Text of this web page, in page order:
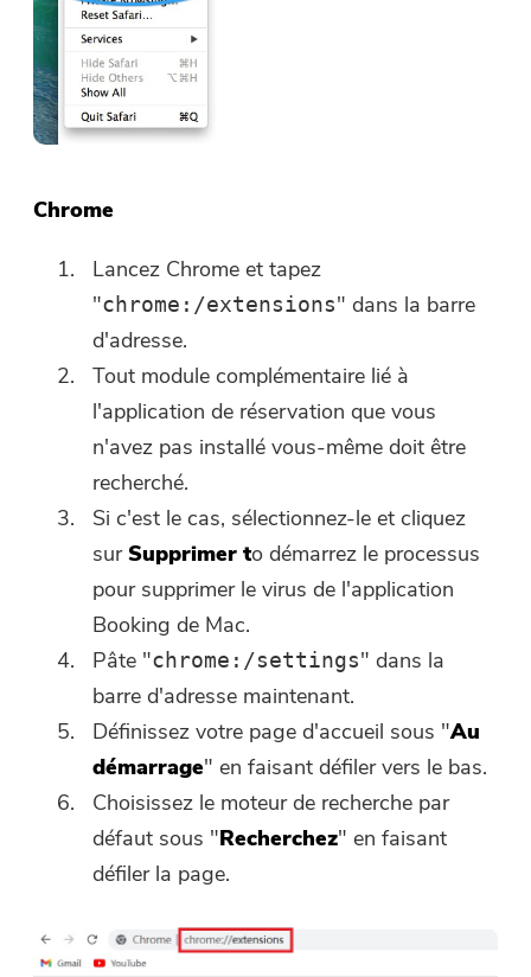
Chrome
Lancez Chrome et tapez
"chrome:/extensions" dans la barre
d'adresse.
Tout module complémentaire lié à
l'application de réservation que vous
n'avez pas installé vous-même doit être
recherché.
Si c'est le cas, sélectionnez-le et cliquez
surSupprimer to démarrez le processus
pour supprimer le virus de l'application
Booking de Mac.
Pâte "chrome:/settings" dans la
barre d'adresse maintenant.
Définissez votre page d'accueil sous "Au
démarrage" en faisant défiler vers le bas.
Choisissez le moteur de recherche par
défaut sous "Recherchez" en faisant
défiler la page.